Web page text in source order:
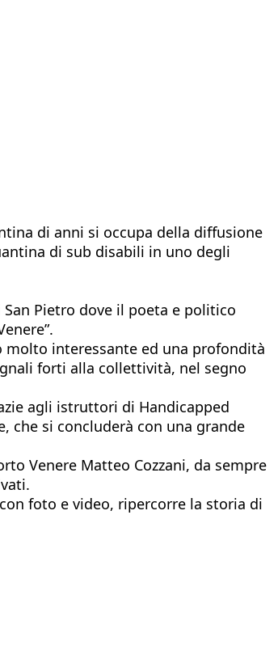
di anni si occupa della diffusione
di sub disabili in uno degli
San Pietro dove il poeta e politico
molto interessante ed una profondità
forti alla collettività, nel segno
agli istruttori di Handicapped
che si concluderà con una grande
Venere Matteo Cozzani, da sempre
foto e video, ripercorre la storia di